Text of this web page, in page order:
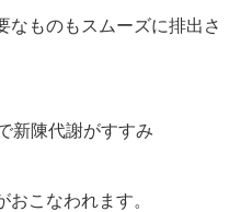
なものもスムーズに排出さ
新陳代謝がすすみ
こなわれます。